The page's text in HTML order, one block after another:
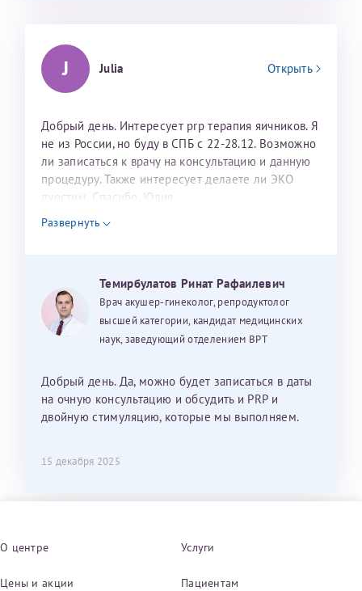
J Julia Открыть
Добрый день. Интересует prp терапия яичников. Я
не из России, но буду в СПБ с 22-28.12. Возможно
ли записаться к врачу на консультацию и данную
процедуру. Также интересует делаете ли ЭКО
дуостим. Спасибо. Юлия
Развернуть
Темирбулатов Ринат Рафаилевич
Врач акушер-гинеколог, репродуктолог
высшей категории, кандидат медицинских
наук, заведующий отделением ВРТ
Добрый день. Да, можно будет записаться в даты
на очную консультацию и обсудить и PRP и
двойную стимуляцию, которые мы выполняем.
15 декабря 2025
О центре Услуги
Цены и акции Пациентам